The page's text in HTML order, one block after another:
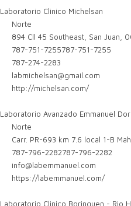
Laboratorio Clinico Michelsan
Norte
894 Cll 45 Southeast, San Juan,
787-751-7255787-751-7255
787-274-2283
labmichelsan@gmail.com
http://michelsan.com/
Laboratorio Avanzado Emmanuel
Norte
Carr. PR-693 km 7.6 local 1-B
787-796-2282787-796-2282
info@labemmanuel.com
https://labemmanuel.com/
Laboratorio Clinico Borinquen - Rio